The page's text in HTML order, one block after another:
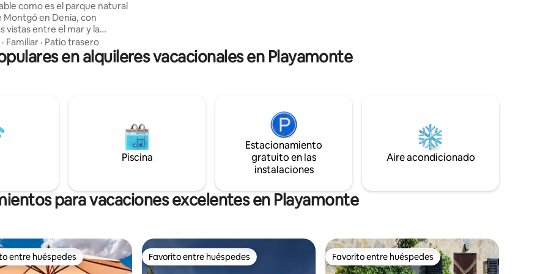
como es el parque natural
vistas entre el mar y la
casa es un oasis de paz.
de playas de
practicar todo tipo
declarada ciudad creativa de
por la Unesco.
· Familiar · Patio trasero
en alquileres vacacionales en Playamonte
Piscina
Estacionamiento
gratuito en las
instalaciones
Aire acondicionado
para vacaciones excelentes en Playamonte
huéspedes preferido
entre huéspedes Favorito entre huéspedes
Favorito entre huéspedes Favorito entre huéspedes
Favorito entre huéspedes